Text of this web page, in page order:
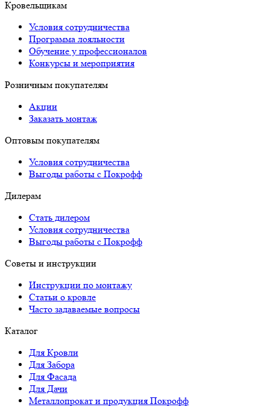
Кровельщикам
Условия сотрудничества
Программа лояльности
Обучение у профессионалов
Конкурсы и мероприятия
Розничным покупателям
Акции
Заказать монтаж
Оптовым покупателям
Условия сотрудничества
Выгоды работы с Покрофф
Дилерам
Стать дилером
Условия сотрудничества
Выгоды работы с Покрофф
Советы и инструкции
Инструкции по монтажу
Статьи о кровле
Часто задаваемые вопросы
Каталог
Для Кровли
Для Забора
Для Фасада
Для Дачи
Металлопрокат и продукция Покрофф